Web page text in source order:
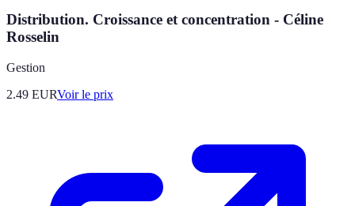
Distribution. Croissance et concentration - Céline
Rosselin
Gestion
2.49 EURVoir le prix